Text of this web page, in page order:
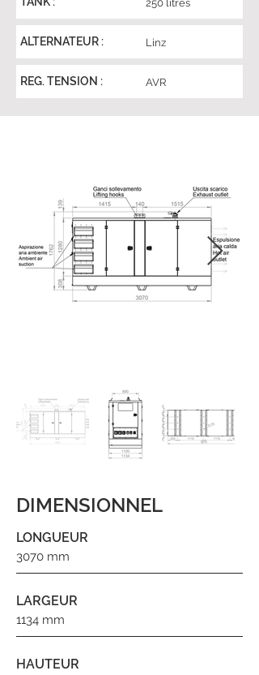
250 litres
ALTERNATEUR : Linz
REG. TENSION : AVR
DIMENSIONNEL
LONGUEUR
3070 mm
LARGEUR
1134 mm
HAUTEUR